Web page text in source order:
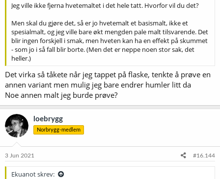
Jeg ville ikke fjerna hvetemaltet i det hele tatt. Hvorfor vil du det?
Men skal du gjøre det, så er jo hvetemalt et basismalt, ikke et
spesialmalt, og jeg ville bare økt mengden pale malt tilsvarende. Det
blir ingen forskjell i smak, men hveten kan ha en effekt på skummet
- som jo i så fall blir borte. (Men det er neppe noen stor sak, det
heller.)
Det virka så tåkete når jeg tappet på flaske, tenkte å prøve en
annen variant men mulig jeg bare endrer humler litt da
Noe annen malt jeg burde prøve?
loebrygg
Norbrygg-medlem
3 Jun 2021 #16.144
Ekuanot skrev: